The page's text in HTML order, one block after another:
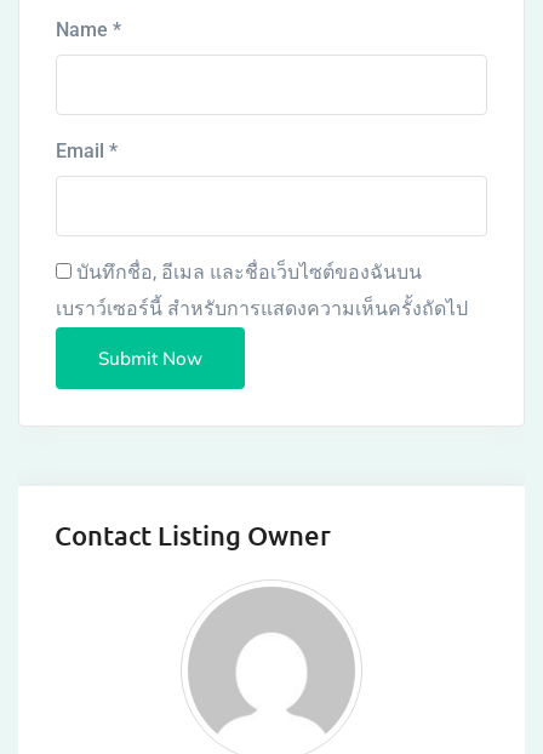
Name *
Email *
บันทึกชื่อ, อีเมล และชื่อเว็บไซต์ของฉันบน
เบราว์เซอร์นี้ สำหรับการแสดงความเห็นครั้งถัดไป
Contact Listing Owner